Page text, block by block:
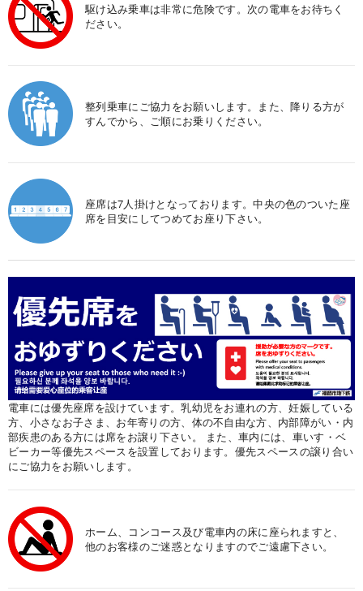
駆け込み乗車は非常に危険です。次の電車をお待ちく
ださい。
整列乗車にご協力をお願いします。また、降りる方が
すんでから、ご順にお乗りください。
座席は7人掛けとなっております。中央の色のついた座
席を目安にしてつめてお座り下さい。
電車には優先座席を設けています。乳幼児をお連れの方、妊娠している
方、小さなお子さま、お年寄りの方、体の不自由な方、内部障がい・内
部疾患のある方には席をお譲り下さい。 また、車内には、車いす・ベ
ビーカー等優先スペースを設置しております。優先スペースの譲り合い
にご協力をお願いします。
ホーム、コンコース及び電車内の床に座られますと、
他のお客様のご迷惑となりますのでご遠慮下さい。